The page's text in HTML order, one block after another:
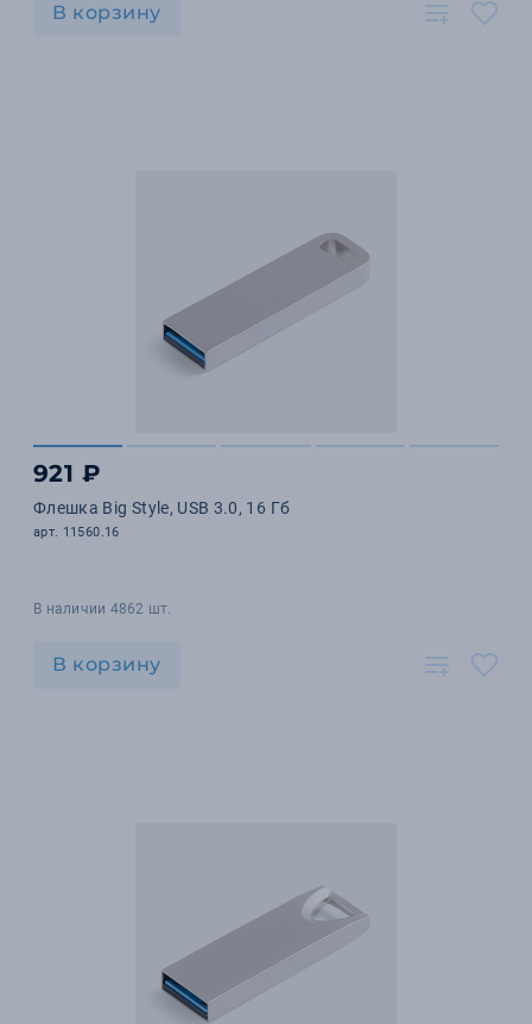
В корзину
921 ₽
Флешка Big Style, USB 3.0, 16 Гб
арт. 11560.16
В наличии 4862 шт.
В корзину